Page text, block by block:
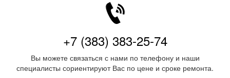
+7 (383) 383-25-74
Вы можете связаться с нами по телефону и наши
специалисты сориентируют Вас по цене и сроке ремонта.